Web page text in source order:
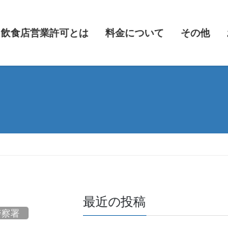
飲食店営業許可とは 料金について その他
署
最近の投稿